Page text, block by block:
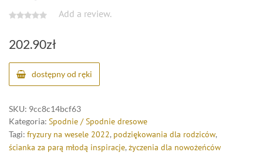
Add a review.
202.90zł
dostępny od ręki
SKU: 9cc8c14bcf63
Kategoria: Spodnie / Spodnie dresowe
Tagi: fryzury na wesele 2022, podziękowania dla rodziców,
ścianka za parą młodą inspiracje, życzenia dla nowożeńców